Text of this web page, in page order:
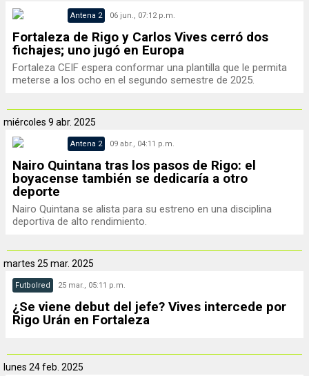
Antena 2 06 jun., 07:12 p.m.
Fortaleza de Rigo y Carlos Vives cerró dos
fichajes; uno jugó en Europa
Fortaleza CEIF espera conformar una plantilla que le permita
meterse a los ocho en el segundo semestre de 2025.
miércoles 9 abr. 2025
Antena 2 09 abr., 04:11 p.m.
Nairo Quintana tras los pasos de Rigo: el
boyacense también se dedicaría a otro
deporte
Nairo Quintana se alista para su estreno en una disciplina
deportiva de alto rendimiento.
martes 25 mar. 2025
Futbolred 25 mar., 05:11 p.m.
¿Se viene debut del jefe? Vives intercede por
Rigo Urán en Fortaleza
lunes 24 feb. 2025